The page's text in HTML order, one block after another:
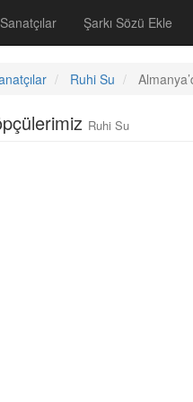
Sanatçılar Şarkı Sözü Ekle
Ruhi Su
Ruhi Su